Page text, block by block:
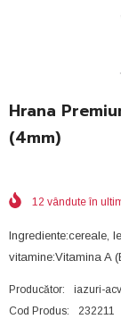
Hrana
(4mm)
12 vândute în
Ingrediente:cereale,
vitamine:Vitamina A
Producător:
iazuri-
Cod Produs:
232211